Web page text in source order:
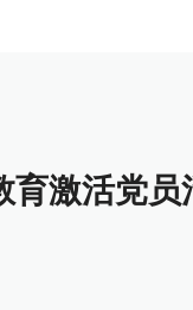
育激活党员